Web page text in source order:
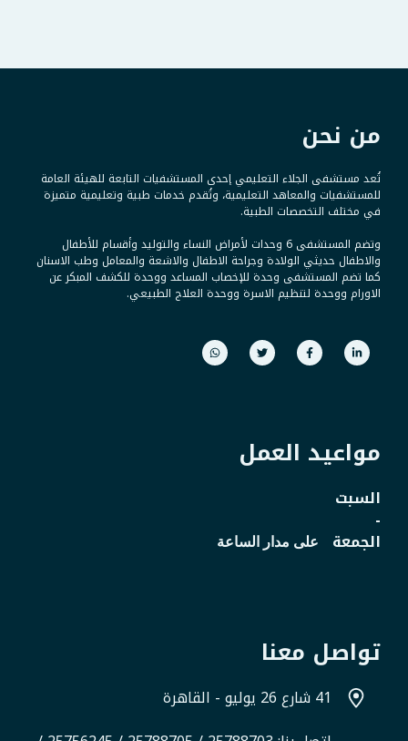
من نحن
تُعد مستشفى الجلاء التعليمي إحدى المستشفيات التابعة للهيئة العامة
للمستشفيات والمعاهد التعليمية، وتُقدم خدمات طبية وتعليمية متميزة
في مختلف التخصصات الطبية.
وتضم المستشفى 6 وحدات لأمراض النساء والتوليد وأقسام للأطفال
والاطفال حديثي الولادة وجراحة الاطفال والاشعة والمعامل وطب الاسنان
كما تضم المستشفى وحدة للإخصاب المساعد ووحدة للكشف المبكر عن
الاورام ووحدة لتنظيم الاسرة ووحدة العلاج الطبيعي.
مواعيد العمل
السبت
-
الجمعة على مدار الساعة
تواصل معنا
41 شارع 26 يوليو - القاهرة